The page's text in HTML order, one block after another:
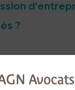
?
dans le